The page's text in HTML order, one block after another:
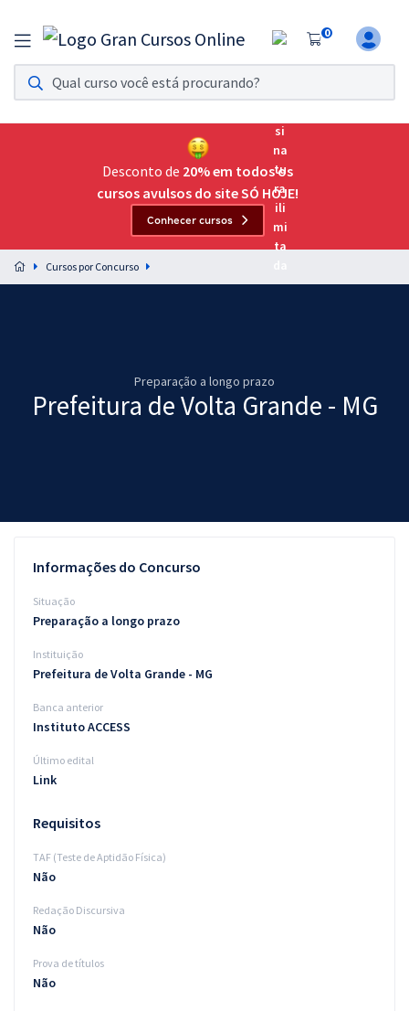
0
Assinatura Ilimitada 11
Acesso a todos os cursos. Teste grátis por 7 dias!
Assinatura OAB Até Passar
Acesso ilimitado a toda preparação para o Exame da
Preparação completa e intensiva para as principais
residências em saúde do Brasil
Questões grátis
Blog
Aprovados
Atendimento
Desconto de 20% em todos os
cursos avulsos do site SÓ HOJE!
Conhecer cursos
Cursos por Concurso
Preparação a longo prazo
Prefeitura de Volta Grande - MG
Informações do Concurso
Situação
Preparação a longo prazo
Instituição
Prefeitura de Volta Grande - MG
Banca anterior
Instituto ACCESS
Último edital
Link
Requisitos
TAF (Teste de Aptidão Física)
Não
Redação Discursiva
Não
Prova de títulos
Não